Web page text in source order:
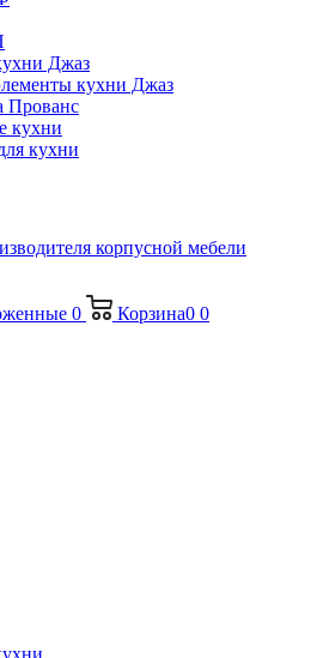
Джаз
кухни Джаз
Прованс
кухни
кухни
0 Корзина0 0